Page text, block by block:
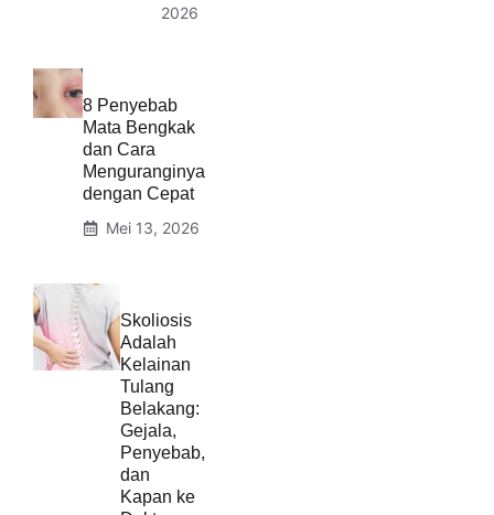
2026
8 Penyebab
Mata Bengkak
dan Cara
Menguranginya
dengan Cepat
Mei 13, 2026
Skoliosis
Adalah
Kelainan
Tulang
Belakang:
Gejala,
Penyebab,
dan
Kapan ke